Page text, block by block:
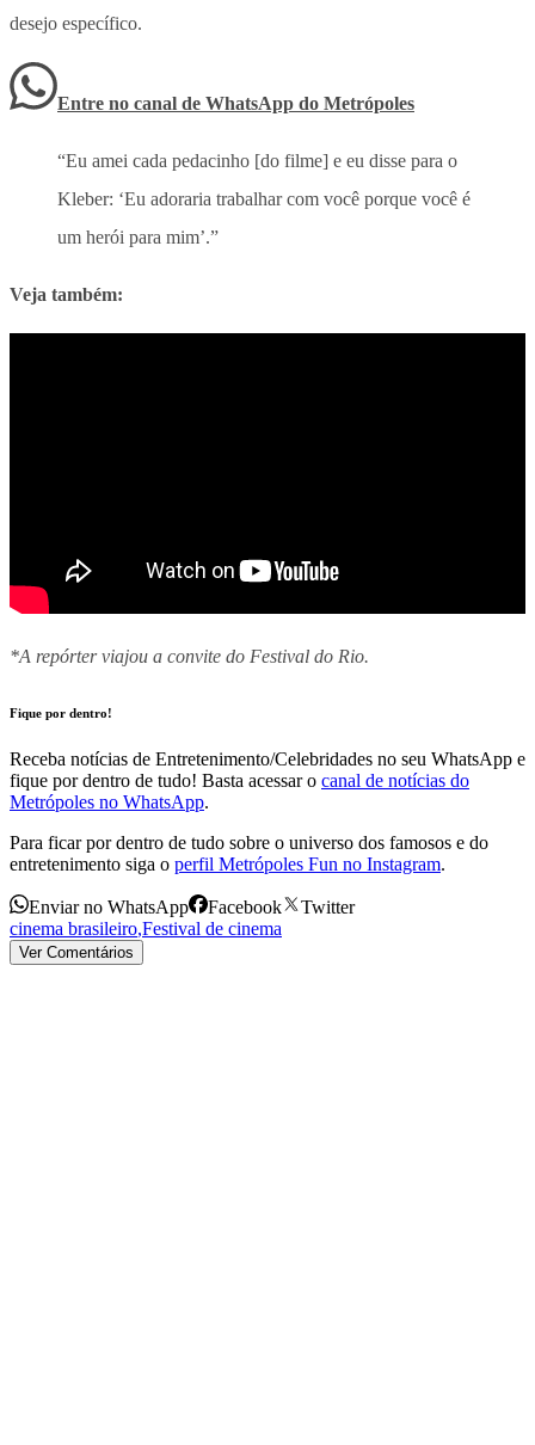
desejo específico.
Entre no canal de WhatsApp do Metrópoles
“Eu amei cada pedacinho [do filme] e eu disse para o
Kleber: ‘Eu adoraria trabalhar com você porque você é
um herói para mim’.”
Veja também:
*A repórter viajou a convite do Festival do Rio.
Fique por dentro!
Receba notícias de Entretenimento/Celebridades no seu WhatsApp e
fique por dentro de tudo! Basta acessar o canal de notícias do
Metrópoles no WhatsApp.
Para ficar por dentro de tudo sobre o universo dos famosos e do
entretenimento siga o perfil Metrópoles Fun no Instagram.
Enviar no WhatsApp Facebook
Twitter
cinema brasileiro,Festival de cinema
Ver Comentários